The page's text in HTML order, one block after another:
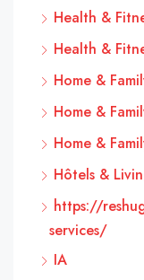
Health &
Health &
Home &
Home &
Home &
Hôtels &
https://
services/
IA